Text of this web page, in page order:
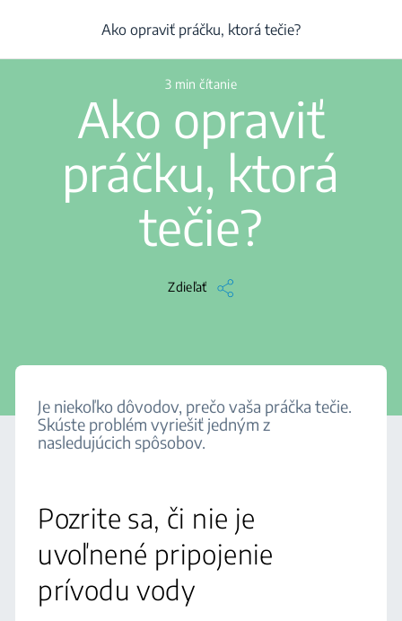
/ Ako opraviť práčku, ktorá tečie?
3 min čítanie
Ako opraviť
práčku, ktorá
tečie?
Zdieľať
Ako opraviť práčku, ktorá tečie?
Je niekoľko dôvodov, prečo vaša práčka tečie.
Skúste problém vyriešiť jedným z
nasledujúcich spôsobov.
Pozrite sa, či nie je
uvoľnené pripojenie
prívodu vody